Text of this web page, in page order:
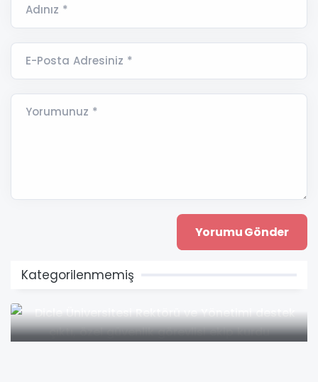
Adınız *
E-Posta Adresiniz *
Yorumunuz *
Kategorilenmemiş